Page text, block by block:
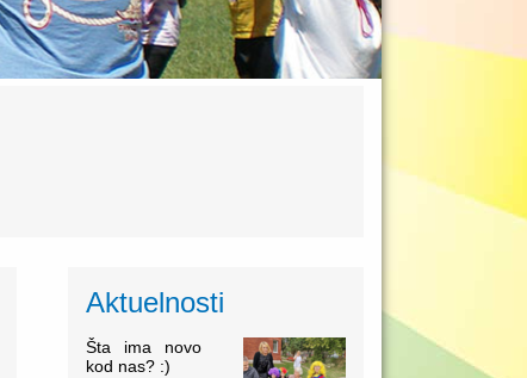
Aktuelnosti
Šta ima novo
kod nas? :)